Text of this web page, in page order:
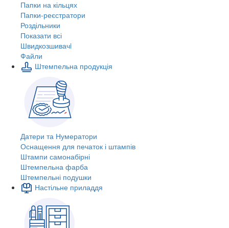
Папки на кільцях
Папки-реєстратори
Роздільники
Показати всі
Швидкозшивачi
Файли
Штемпельна продукція
Датери та Нумератори
Оснащення для печаток і штампів
Штампи самонабірні
Штемпельна фарба
Штемпельні подушки
Настільне приладдя